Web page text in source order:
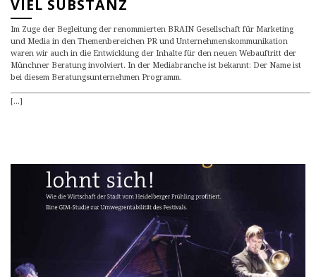
VIEL SUBSTANZ
Im Zuge der Begleitung der renommierten BRAIN Gesellschaft für Marketing
und Media in den Themenbereichen PR und Unternehmenskommunikation
waren wir auch in die Entwicklung der Inhalte für den neuen Webauftritt der
Münchner Beratung involviert. In der Mediabranche ist bekannt: Der Name ist
bei diesem Beratungsunternehmen Programm.
[...]